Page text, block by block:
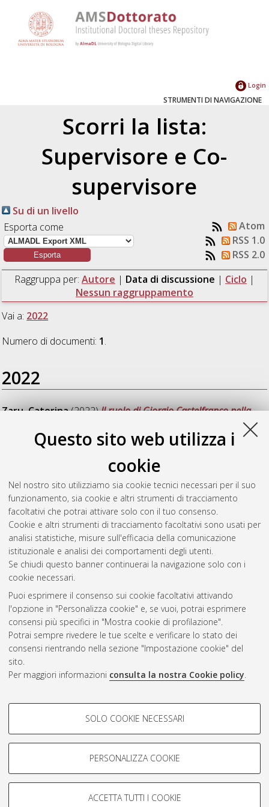
Questo sito web utilizza i
cookie
Nel nostro sito utilizziamo sia cookie tecnici necessari per il suo
funzionamento, sia cookie e altri strumenti di tracciamento
facoltativi che potrai attivare solo con il tuo consenso.
Cookie e altri strumenti di tracciamento facoltativi sono usati per
analisi statistiche, misure sull'efficacia della comunicazione
istituzionale e analisi dei comportamenti degli utenti.
Se chiudi questo banner continuerai la navigazione solo con i
cookie necessari.
Puoi esprimere il consenso sui cookie facoltativi attivando
l'opzione in "Personalizza cookie" e, se vuoi, potrai esprimere
consensi più specifici in "Mostra cookie di profilazione".
Potrai sempre rivedere le tue scelte e verificare lo stato dei
consensi rientrando nella sezione "Impostazione cookie" del
sito.
Per maggiori informazioni consulta la nostra Cookie policy.
COOKIE DI PROFILAZIONE -
Si tratta di cookie utilizzati per analizzare le caratteristiche della
navigazione degli utenti, creare profili in base al loro comportamento
Mostra cookie di profilazione
SOLO COOKIE NECESSARI
PERSONALIZZA COOKIE
ACCETTA TUTTI I COOKIE
Login
STRUMENTI DI NAVIGAZIONE
Scorri la lista:
Supervisore e Co-
supervisore
Su di un livello
Esporta come
Atom
RSS 1.0
RSS 2.0
Raggruppa per: Autore | Data di discussione | Ciclo |
Nessun raggruppamento
Vai a: 2022
Numero di documenti: 1.
2022
Zaru, Caterina(2022)Il ruolo di Giorgio Castelfranco nella
questione delle esportazioni illecite e delle spoliazioni di opere
d'arte attuate dai nazisti in Italia negli anni precedenti e
durante la Seconda Guerra mondiale., [Dissertation thesis],
Alma Mater Studiorum Università di Bologna. Dottorato di
ricerca inStudi sul patrimonio culturale / cultural heritage
studies, 33 Ciclo. DOI 10.48676/unibo/amsdottorato/10449.
Questa lista e' stata generata il Wed Aug 5 20:47:11 2026
Atom
Rss 1.0
Rss 2.0
ISSN: 2038-7946
Impostazioni Cookie
Informativa sulla privacy
Condizioni d’uso del sito